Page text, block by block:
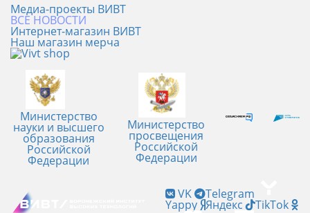
Медиа-проекты ВИВТ
ВСЕ НОВОСТИ
Интернет-магазин ВИВТ
Наш магазин мерча
Министерство
науки и высшего
образования
Российской
Федерации
Министерство
просвещения
Российской
Федерации
VK Telegram
Yappy Яндекс
TikTok